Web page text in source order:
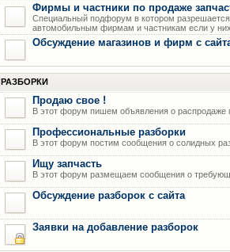
Фирмы и частники по продаже
Специальный подфорум в котором
автомобильным фирмам и частникам если у них
Обсуждение магазинов и фирм с
РАЗБОРКИ
Продаю свое !
В этот форум пишем объявления о распродаже
Профессиональные разборки
В этот форум постим сообщения о солидных
Ищу запчасть
В этот форум размещаем сообщения о
Обсуждение разборок с сайта
Заявки на добавление разборок